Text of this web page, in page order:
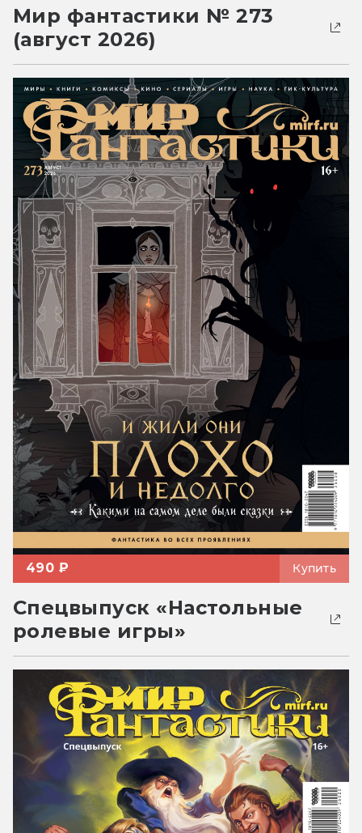
Мир фантастики № 273
(август 2026)
490 ₽ Купить
Спецвыпуск «Настольные
ролевые игры»